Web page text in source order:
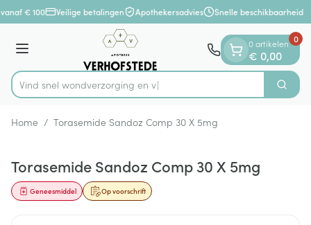
Ga naar de inhoud
1 van 1
€ 100 Veilige betalingen Apothekersadvies Snelle beschikbaarheid
Menu
Product, merk, categorie...
Vind snel wondverzor Zoek
0 artikelen
€ 0,00
0
Home / Torasemide Sandoz Comp 30 X 5mg
Torasemide Sandoz Comp 30 X 5mg
Op voorschrift
Geneesmiddel